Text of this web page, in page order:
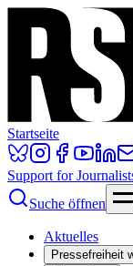
Startseite
Support for
Suche öffnen
Aktuelles
Pressefreiheit